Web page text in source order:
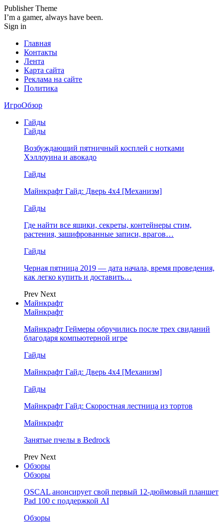
Publisher Theme
I’m a gamer, always have been.
Sign in
Главная
Контакты
Лента
Карта сайта
Реклама на сайте
Политика
ИгроОбзор
Гайды
Гайды
Возбуждающий пятничный косплей с нотками
Хэллоуина и авокадо
Гайды
Майнкрафт Гайд: Дверь 4х4 [Механизм]
Гайды
Где найти все ящики, секреты, контейнеры стим,
растения, зашифрованные записи, врагов…
Гайды
Черная пятница 2019 — дата начала, время проведения,
как легко купить и доставить…
Prev Next
Майнкрафт
Майнкрафт
Майнкрафт Геймеры обручились после трех свиданий
благодаря компьютерной игре
Гайды
Майнкрафт Гайд: Дверь 4х4 [Механизм]
Гайды
Майнкрафт Гайд: Скоростная лестница из тортов
Майнкрафт
Занятые пчелы в Bedrock
Prev Next
Обзоры
Обзоры
OSCAL анонсирует свой первый 12-дюймовый планшет
Pad 100 с поддержкой AI
Обзоры